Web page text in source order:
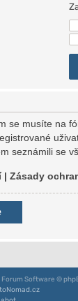
se musíte na
seznámili se
| Zásady
Software ©